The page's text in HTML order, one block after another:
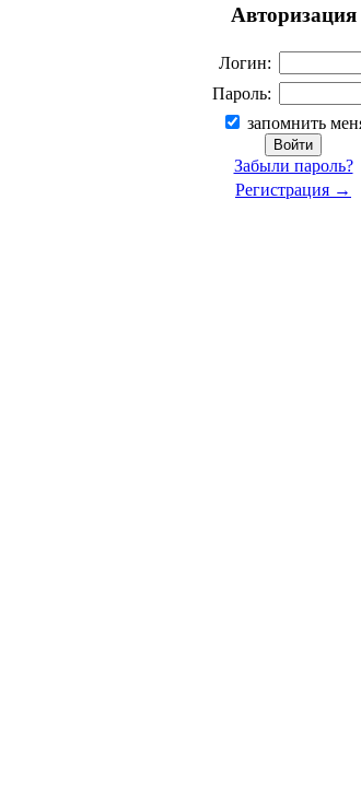
Авторизация
Логин:
Пароль:
запомнить
Забыли пароль?
Регистрация →